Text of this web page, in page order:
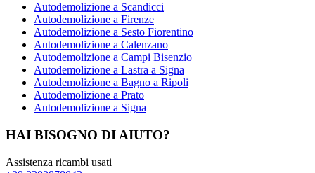
Autodemolizione a Scandicci
Autodemolizione a Firenze
Autodemolizione a Sesto Fiorentino
Autodemolizione a Calenzano
Autodemolizione a Campi Bisenzio
Autodemolizione a Lastra a Signa
Autodemolizione a Bagno a Ripoli
Autodemolizione a Prato
Autodemolizione a Signa
HAI BISOGNO DI AIUTO?
Assistenza ricambi usati